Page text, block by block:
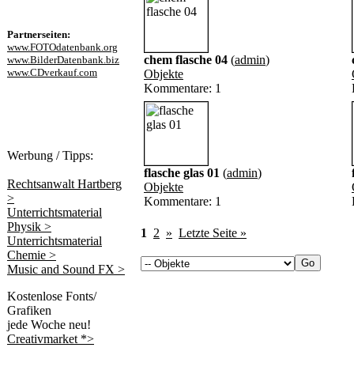
Partnerseiten:
www.FOTOdatenbank.org
www.BilderDatenbank.biz
www.CDverkauf.com
Werbung / Tipps:
Rechtsanwalt Hartberg
>
Unterrichtsmaterial
Physik >
Unterrichtsmaterial
Chemie >
Music and Sound FX >
Kostenlose Fonts/
Grafiken
jede Woche neu!
Creativmarket *>
chem flasche 04 (admin)
Objekte
Kommentare: 1
flasche glas 01 (admin)
Objekte
Kommentare: 1
1 2 » Letzte Seite »